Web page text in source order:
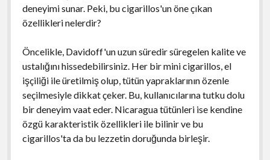
deneyimi sunar. Peki, bu cigarillos'un öne çıkan
özellikleri nelerdir?
Öncelikle, Davidoff'un uzun süredir süregelen kalite ve
ustalığını hissedebilirsiniz. Her bir mini cigarillos, el
işçiliği ile üretilmiş olup, tütün yapraklarının özenle
seçilmesiyle dikkat çeker. Bu, kullanıcılarına tutku dolu
bir deneyim vaat eder. Nicaragua tütünleri ise kendine
özgü karakteristik özellikleri ile bilinir ve bu
cigarillos'ta da bu lezzetin doruğunda birleşir.